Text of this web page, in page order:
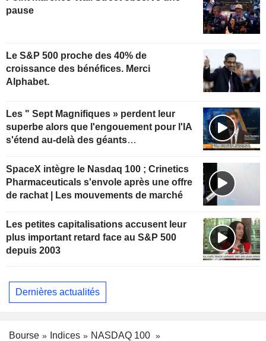
pause
Le S&P 500 proche des 40% de
croissance des bénéfices. Merci
Alphabet.
Les " Sept Magnifiques » perdent leur
superbe alors que l'engouement pour l'IA
s'étend au-delà des géants
SpaceX intègre le Nasdaq 100 ; Crinetics
Pharmaceuticals s'envole après une offre
de rachat | Les mouvements de marché
Les petites capitalisations accusent leur
plus important retard face au S&P 500
depuis 2003
Dernières actualités
Bourse Indices
NASDAQ 100